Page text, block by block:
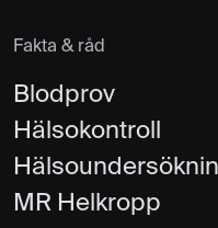
Fakta & råd
Blodprov
Hälsokontroll
MR Helkropp